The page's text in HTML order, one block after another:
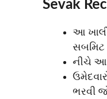
Sevak
આ
સબમિટ
નીચે
ભરવી